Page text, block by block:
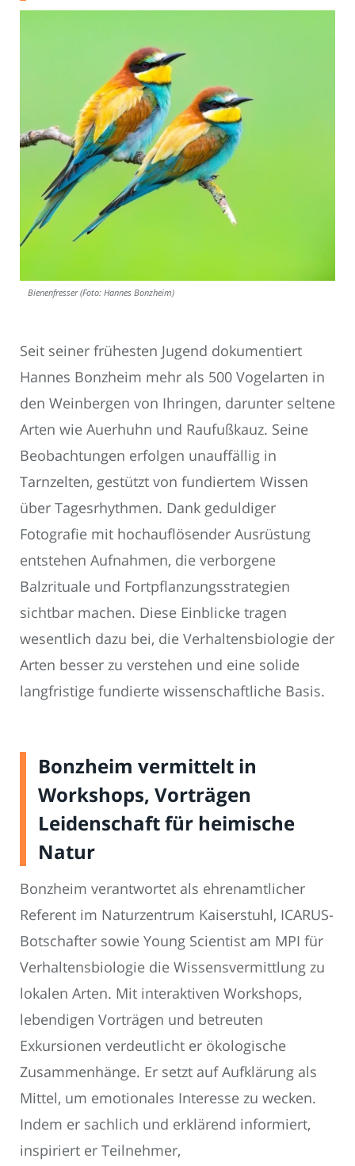
Bienenfresser (Foto: Hannes Bonzheim)
Seit seiner frühesten Jugend dokumentiert
Hannes Bonzheim mehr als 500 Vogelarten in
den Weinbergen von Ihringen, darunter seltene
Arten wie Auerhuhn und Raufußkauz. Seine
Beobachtungen erfolgen unauffällig in
Tarnzelten, gestützt von fundiertem Wissen
über Tagesrhythmen. Dank geduldiger
Fotografie mit hochauflösender Ausrüstung
entstehen Aufnahmen, die verborgene
Balzrituale und Fortpflanzungsstrategien
sichtbar machen. Diese Einblicke tragen
wesentlich dazu bei, die Verhaltensbiologie der
Arten besser zu verstehen und eine solide
langfristige fundierte wissenschaftliche Basis.
Bonzheim vermittelt in
Workshops, Vorträgen
Leidenschaft für heimische
Natur
Bonzheim verantwortet als ehrenamtlicher
Referent im Naturzentrum Kaiserstuhl, ICARUS-
Botschafter sowie Young Scientist am MPI für
Verhaltensbiologie die Wissensvermittlung zu
lokalen Arten. Mit interaktiven Workshops,
lebendigen Vorträgen und betreuten
Exkursionen verdeutlicht er ökologische
Zusammenhänge. Er setzt auf Aufklärung als
Mittel, um emotionales Interesse zu wecken.
Indem er sachlich und erklärend informiert,
inspiriert er Teilnehmer,